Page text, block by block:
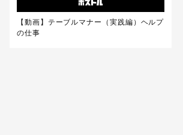
【動画】テーブルマナー（実践編）ヘルプ
の仕事